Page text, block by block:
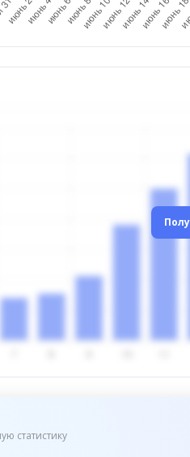
статистику